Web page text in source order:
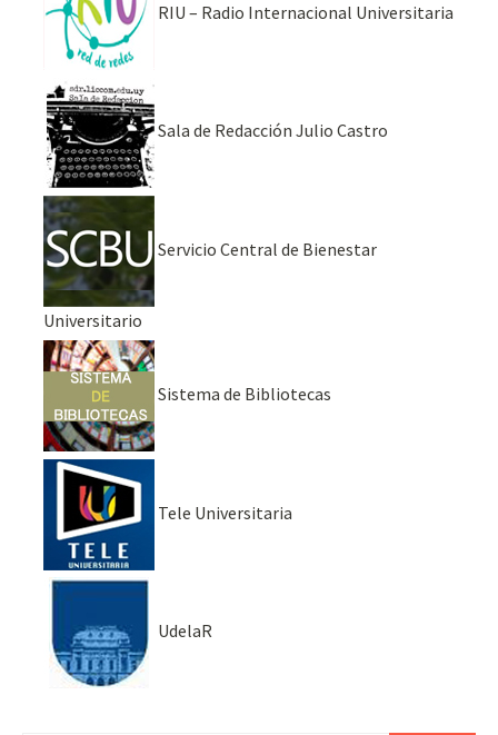
RIU – Radio Internacional Universitaria
Sala de Redacción Julio Castro
Servicio Central de Bienestar
Universitario
Sistema de Bibliotecas
Tele Universitaria
UdelaR